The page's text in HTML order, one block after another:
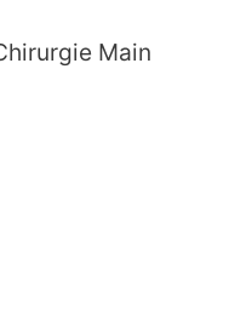
Main